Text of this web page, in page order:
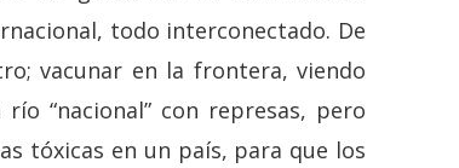
todo interconectado. De
vacunar en la frontera, viendo
“nacional” con represas, pero
tóxicas en un país, para que los